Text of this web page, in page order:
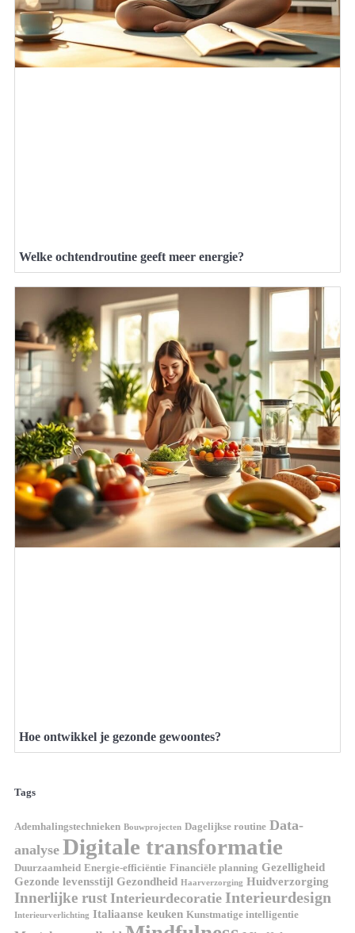
Welke ochtendroutine geeft meer energie?
Hoe ontwikkel je gezonde gewoontes?
Tags
Ademhalingstechnieken Bouwprojecten Dagelijkse routine Data-
analyse Digitale transformatie
Duurzaamheid Energie-efficiëntie Financiële planning Gezelligheid
Gezonde levensstijl Gezondheid Haarverzorging Huidverzorging
Innerlijke rust Interieurdecoratie Interieurdesign
Interieurverlichting Italiaanse keuken Kunstmatige intelligentie